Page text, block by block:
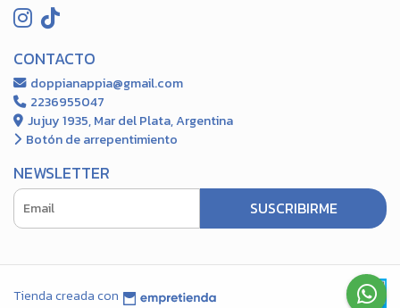
CONTACTO
doppianappia@gmail.com
2236955047
Jujuy 1935, Mar del Plata, Argentina
Botón de arrepentimiento
NEWSLETTER
SUSCRIBIRME
Tienda creada con